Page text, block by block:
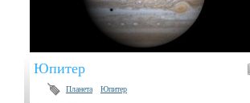
Юпитер
Планета Юпитер